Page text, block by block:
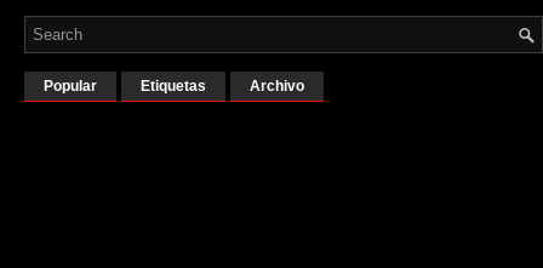
Popular Etiquetas Archivo